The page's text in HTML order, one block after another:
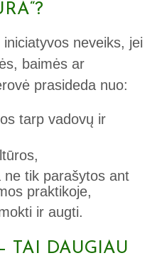
neveiks, jei
baimės ar
prasideda nuo:
tarp vadovų ir
tik parašytos ant
praktikoje,
ir augti.
TAI DAUGIAU